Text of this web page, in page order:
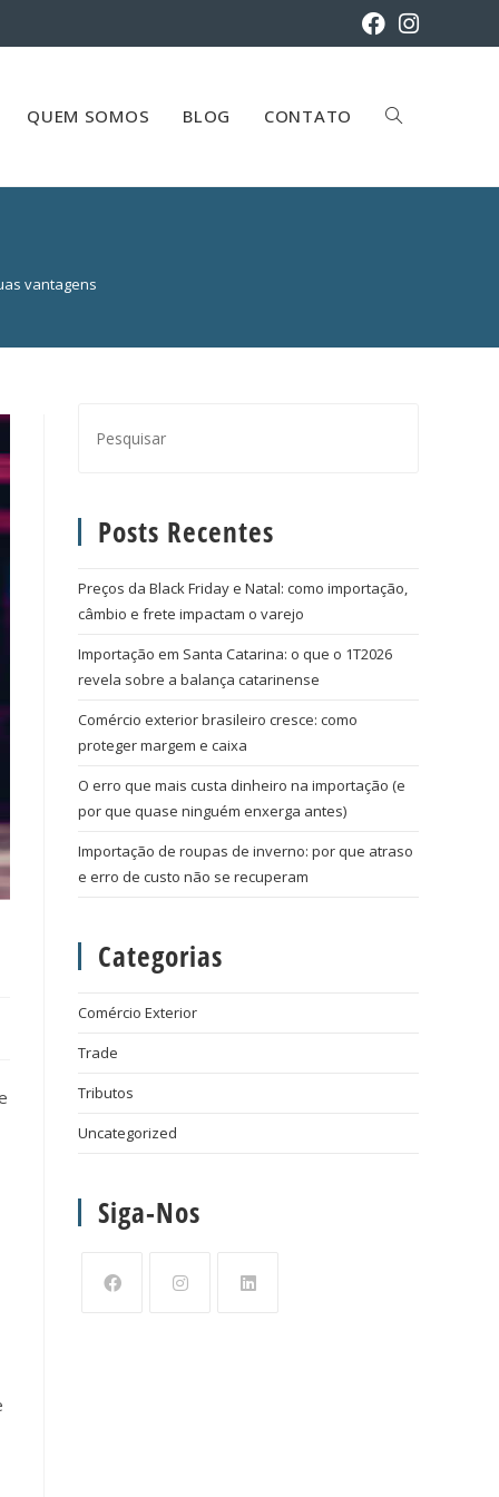
QUEM SOMOS BLOG CONTATO
vantagens
Posts Recentes
Preços da Black Friday e Natal: como importação,
câmbio e frete impactam o varejo
Importação em Santa Catarina: o que o 1T2026
revela sobre a balança catarinense
Comércio exterior brasileiro cresce: como
proteger margem e caixa
O erro que mais custa dinheiro na importação (e
por que quase ninguém enxerga antes)
Importação de roupas de inverno: por que atraso
e erro de custo não se recuperam
Categorias
Comércio Exterior
Trade
Tributos
Uncategorized
Siga-Nos